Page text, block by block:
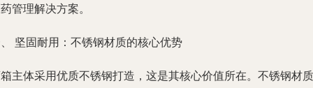
管理解决方案。
坚固耐用：不锈钢材质的核心优势
主体采用优质不锈钢打造，这是其核心价值所在。不锈钢材质